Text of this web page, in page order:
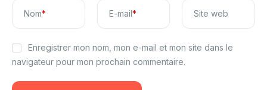
Nom* E-mail* Site web
Enregistrer mon nom, mon e-mail et mon site dans le
navigateur pour mon prochain commentaire.